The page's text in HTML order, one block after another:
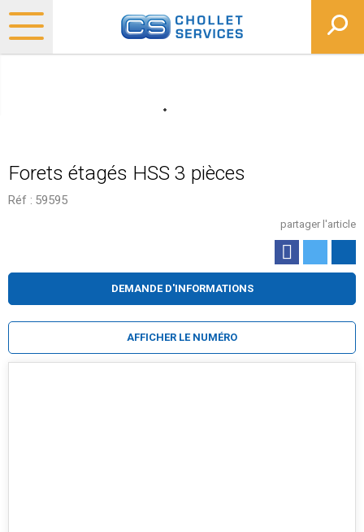
Forets étagés HSS 3 pièces
Réf : 59595
partager l'article
DEMANDE D'INFORMATIONS
AFFICHER LE NUMÉRO